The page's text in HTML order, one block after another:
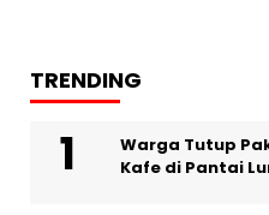
TRENDING
Warga Tutup
Kafe di Pantai